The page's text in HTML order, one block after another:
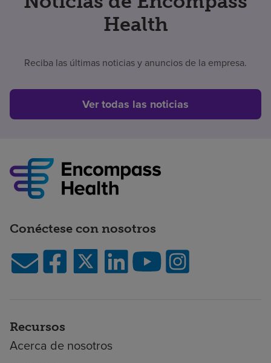
Health
Reciba las últimas noticias y anuncios de la empresa.
Ver todas las noticias
Conéctese con nosotros
Recursos
Acerca de nosotros